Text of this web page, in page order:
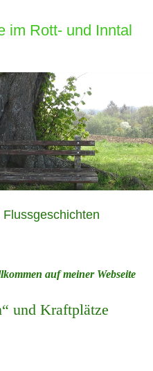
im Rott- und Inntal
auf meiner Webseite
und Kraftplätze